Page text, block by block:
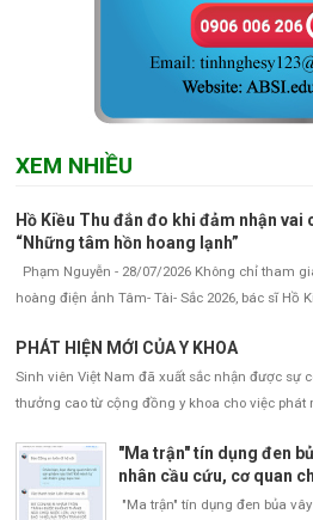
XEM NHIỀU
Hồ Kiều Thu đắn đo khi đảm nhận
“Những tâm hồn hoang lạnh”
Phạm Nguyễn - 28/07/2026 Không chỉ tham
hoàng điện ảnh Tâm- Tài- Sắc 2026, bác sĩ Hồ
PHÁT HIỆN MỚI CỦA Y KHOA
Sinh viên Việt Nam đã xuất sắc nhận được sự
thưởng cao từ cộng đồng y khoa cho việc phát
"Ma trận" tín dụng đen
nhân cầu cứu, cơ quan
"Ma trận" tín dụng đen bủa